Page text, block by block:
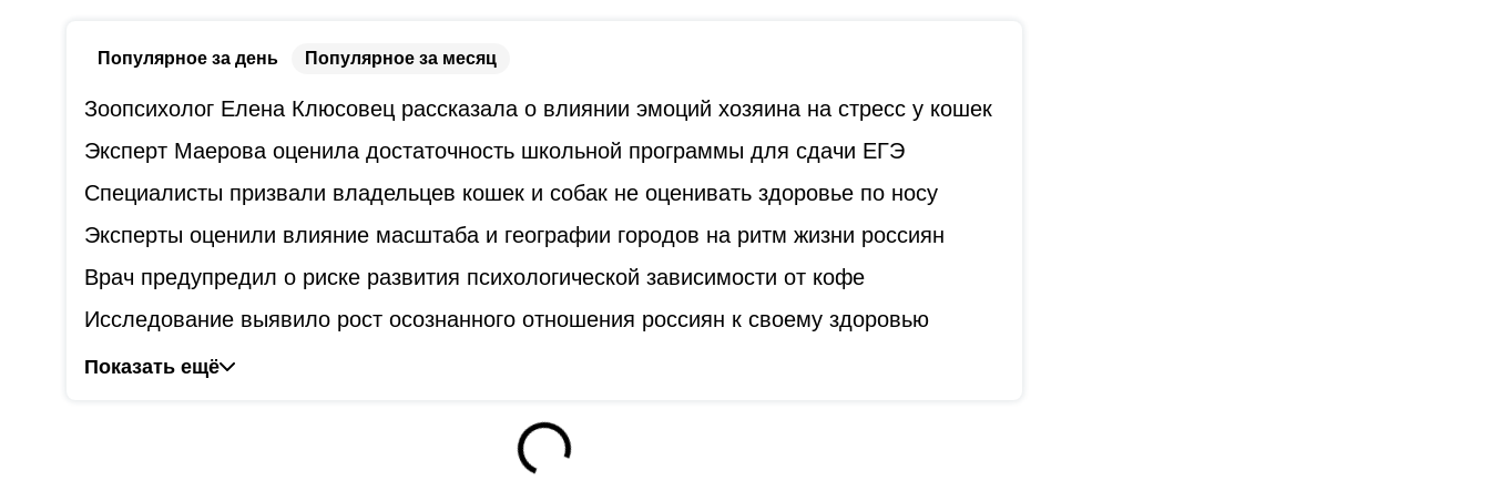
Популярное за день Популярное за месяц
Зоопсихолог Елена Клюсовец рассказала о влиянии эмоций хозяина на стресс у кошек
Эксперт Маерова оценила достаточность школьной программы для сдачи ЕГЭ
Специалисты призвали владельцев кошек и собак не оценивать здоровье по носу
Эксперты оценили влияние масштаба и географии городов на ритм жизни россиян
Врач предупредил о риске развития психологической зависимости от кофе
Исследование выявило рост осознанного отношения россиян к своему здоровью
Показать ещё